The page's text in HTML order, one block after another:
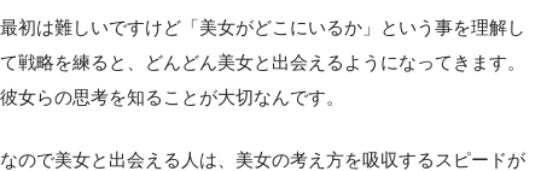
最初は難しいですけど「美女がどこにいるか」という事を理解し
て戦略を練ると、どんどん美女と出会えるようになってきます。
彼女らの思考を知ることが大切なんです。
なので美女と出会える人は、美女の考え方を吸収するスピードが